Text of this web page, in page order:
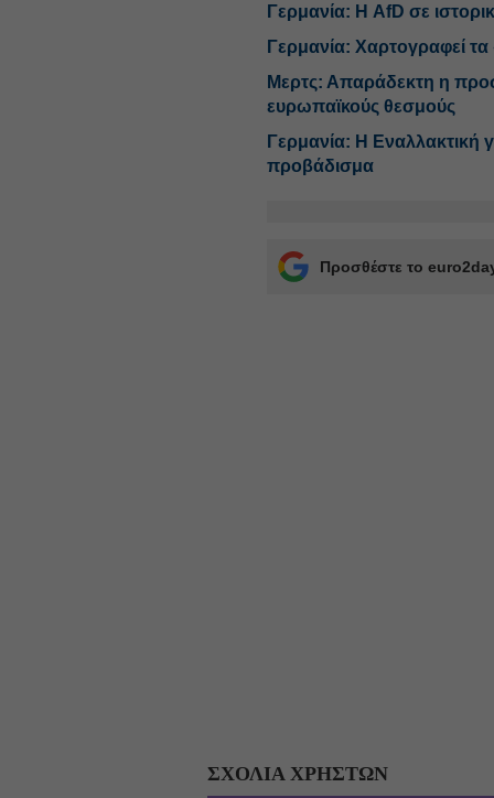
Γερμανία: Η AfD σε
Γερμανία: Χαρτογραφεί
Μερτς: Απαράδεκτη η
ευρωπαϊκούς θεσμούς
Γερμανία: Η Εναλλακτική
προβάδισμα
Προσθέστε το
ΣΧΟΛΙΑ ΧΡΗΣΤΩΝ